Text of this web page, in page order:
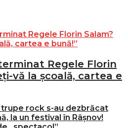
Regele Florin
vă la școală, cartea e
rock s-au dezbrăcat
la un festival în Râșnov!